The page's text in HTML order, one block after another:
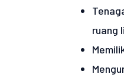
ruang